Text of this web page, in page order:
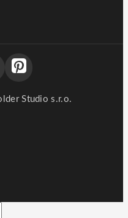
Studio s.r.o.